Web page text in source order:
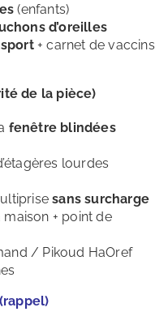
(enfants)
d’oreilles
+ carnet de vaccins
de la pièce)
fenêtre blindées
lourdes
sans surcharge
maison + point de
/ Pikoud HaOref